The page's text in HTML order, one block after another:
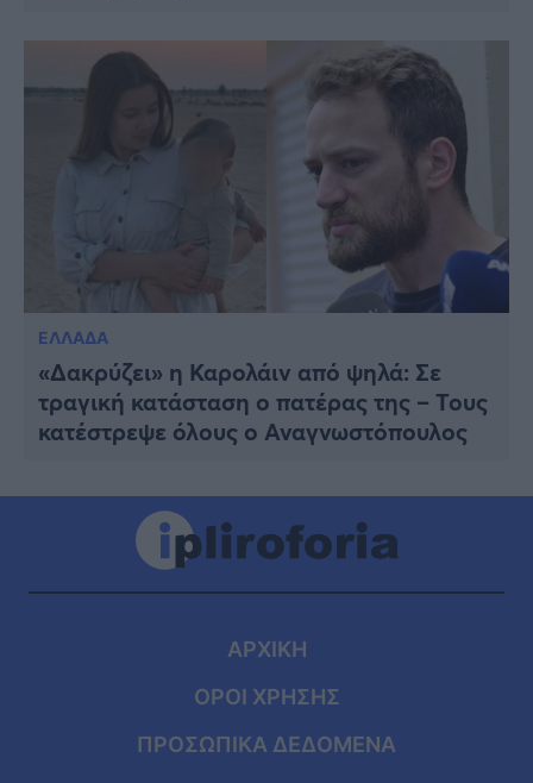
ΕΛΛΑΔΑ
«Δακρύζει» η Καρολάιν από ψηλά: Σε
τραγική κατάσταση ο πατέρας της – Τους
κατέστρεψε όλους ο Αναγνωστόπουλος
ΑΡΧΙΚΗ
ΟΡΟΙ ΧΡΗΣΗΣ
ΠΡΟΣΩΠΙΚΑ ΔΕΔΟΜΕΝΑ